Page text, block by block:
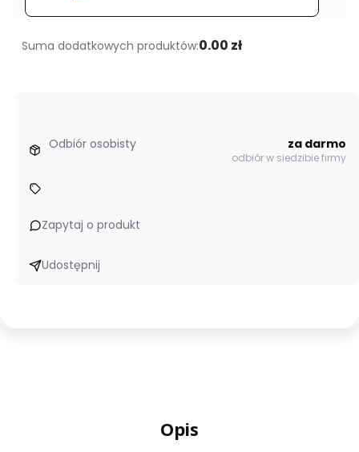
AVG
Suma dodatkowych produktów:0.00 zł
Odbiór osobisty za darmo
odbiór w siedzibie firmy
Zapytaj o produkt
Udostępnij
Opis